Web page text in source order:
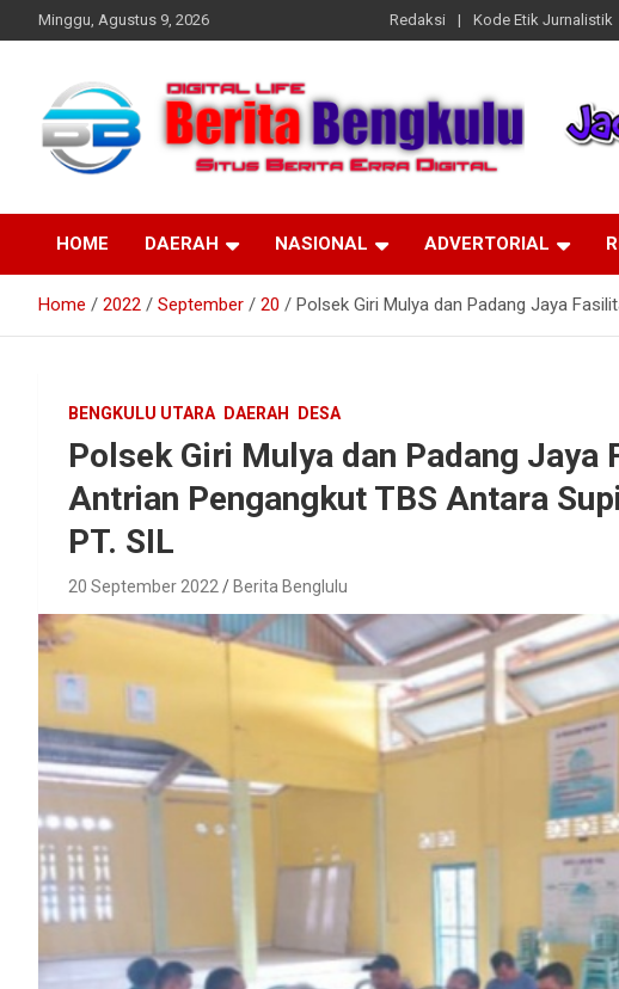
to
Minggu, Agustus 9, 2026 Redaksi Kode Etik Jurnalistik
Beritabengkulu.id
HOME DAERAH NASIONAL ADVERTORIAL
Home 2022 September 20 Polsek Giri Mulya dan Padang Jaya
BENGKULU UTARA DAERAH DESA
Polsek Giri Mulya dan Padang Jaya
Antrian Pengangkut TBS Antara
PT. SIL
20 September 2022 Berita Benglulu